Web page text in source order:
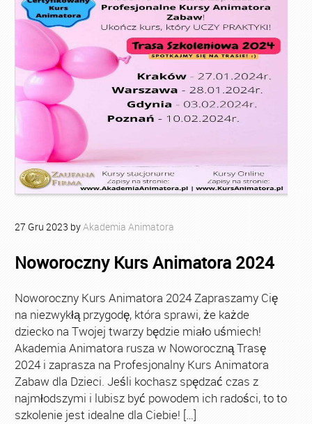
27 Gru 2023 byAkademia Animatora
Noworoczny Kurs Animatora 2024
Noworoczny Kurs Animatora 2024 Zapraszamy Cię
na niezwykłą przygodę, która sprawi, że każde
dziecko na Twojej twarzy będzie miało uśmiech!
Akademia Animatora rusza w Noworoczną Trasę
2024 i zaprasza na Profesjonalny Kurs Animatora
Zabaw dla Dzieci. Jeśli kochasz spędzać czas z
najmłodszymi i lubisz być powodem ich radości, to to
szkolenie jest idealne dla Ciebie! […]